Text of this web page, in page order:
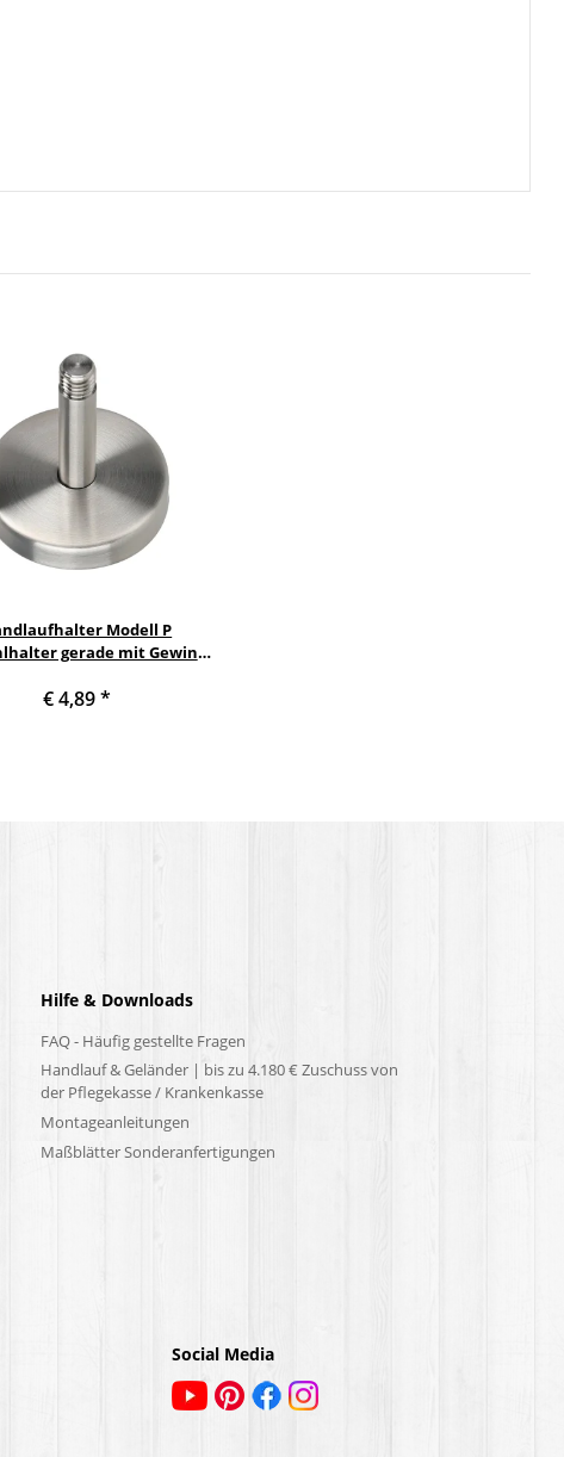
Modell P
gerade mit Gewinde
€ 4,89*
Hilfe & Downloads
FAQ - Häufig gestellte Fragen
Handlauf & Geländer | bis zu 4.180 € Zuschuss von
der Pflegekasse / Krankenkasse
Montageanleitungen
Maßblätter Sonderanfertigungen
Social Media